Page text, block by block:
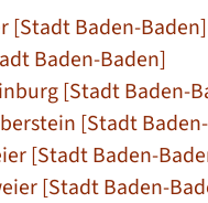
[Stadt Baden-Baden]
Baden-Baden]
[Stadt Baden-
[Stadt
[Stadt Baden-
[Stadt Baden-